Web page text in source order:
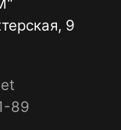
9
89